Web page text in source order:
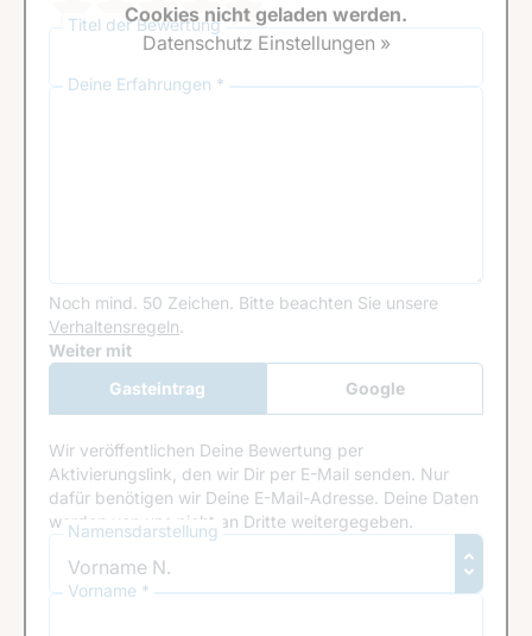
Titel der Bewertung
Deine Erfahrungen *
Noch mind. 50 Zeichen. Bitte beachten Sie unsere
Verhaltensregeln.
Google Recaptcha
Weiter mit
Gasteintrag
Google
Anmeldung
Wir veröffentlichen Deine Bewertung per
Aktivierungslink, den wir Dir per E-Mail senden. Nur
dafür benötigen wir Deine E-Mail-Adresse. Deine Daten
werden von uns nicht an Dritte weitergegeben.
Namensdarstellung
Vorname *
Cookies nicht geladen werden.
Datenschutz Einstellungen »